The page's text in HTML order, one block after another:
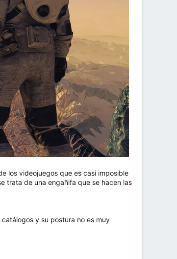
los videojuegos que es casi imposible
trata de una engañifa que se hacen las
y su postura no es muy